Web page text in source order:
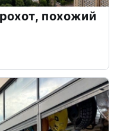
похожий